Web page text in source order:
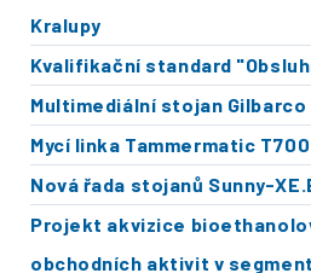
Kralupy
Kvalifikační standard
Multimediální stojan Gilbarco
Mycí linka Tammermatic
Nová řada stojanů Sunny-
Projekt akvizice
obchodních aktivit v